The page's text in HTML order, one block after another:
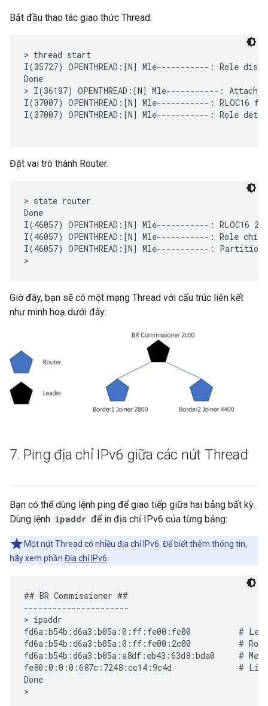
Bắt đầu thao tác giao thức Thread:
> thread start
I(35727) OPENTHREAD:[N] Mle-----------: Role
Done
> I(36197) OPENTHREAD:[N] Mle-----------:
I(37007) OPENTHREAD:[N] Mle-----------: RLOC16
I(37007) OPENTHREAD:[N] Mle-----------: Role
Đặt vai trò thành Router.
> state router
Done
I(46057) OPENTHREAD:[N] Mle-----------: RLOC16
I(46057) OPENTHREAD:[N] Mle-----------: Role
I(46057) OPENTHREAD:[N] Mle-----------: Partition
Giờ đây, bạn sẽ có một mạng Thread với cấu trúc liên kết
như minh hoạ dưới đây:
7. Ping địa chỉ IPv6 giữa các nút Thread
Bạn có thể dùng lệnh ping để giao tiếp giữa hai bảng bất kỳ.
Dùng lệnh ipaddr để in địa chỉ IPv6 của từng bảng:
Một nút Thread có nhiều địa chỉ IPv6. Để biết thêm thông tin,
hãy xem phần Địa chỉ IPv6
## BR Commissioner ##
----------------------
> ipaddr
fd6a:b54b:d6a3:b05a:0:ff:fe00:fc00          #
fd6a:b54b:d6a3:b05a:0:ff:fe00:2c00          #
fd6a:b54b:d6a3:b05a:a8df:eb43:63d8:bda0     #
fe80:0:0:0:687c:7248:cc14:9c4d              #
Done